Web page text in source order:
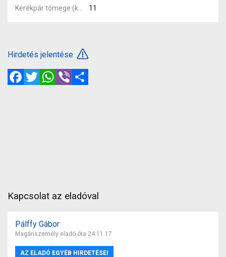
11
Hirdetés jelentése
FacebookTwitterWhatsApp
Viber
Kapcsolat az eladóval
Pálffy Gábor
Magánszemély eladó óta 24.11.17
AZ ELADÓ EGYÉB HIRDETÉSEI